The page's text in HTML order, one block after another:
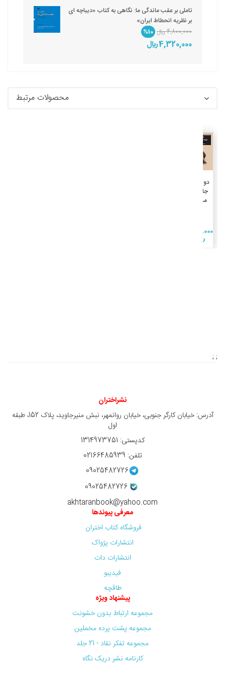
تاملی بر عقب ماندگی ما: نگاهی به کتاب «دیباچه ای
بر نظریه انحطاط ایران»
4,800,000 ريال
%10
4,320,000 ريال
محصولات مرتبط
دولت و
جامعه
مدنی
2,200,000
ريال
; ;
نشراختران
آدرس: خیابان کارگر جنوبی، خیابان روانمهر، نبش منیرجاوید، پلاک 152، طبقه
اول
کدپستی: 1314973751
تلفن: 02166485939
09025482726
09025482726
akhtaranbook@yahoo.com
معرفی پیوندها
فروشگاه کتاب اختران
انتشارات پژواک
انتشارات دات
فیدیبو
طاقچه
پیشنهاد ویژه
مجموعه ارتباط بدون خشونت
مجموعه پشت پرده مخملین
مجموعه تفکر نقاد - 21 جلد
کارنامه نشر دریک نگاه